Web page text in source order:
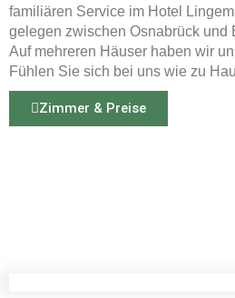
familiären Service im Hotel
gelegen zwischen Osnabrück und
Auf mehreren Häuser haben wir
Fühlen Sie sich bei uns wie zu
Zimmer & Preise